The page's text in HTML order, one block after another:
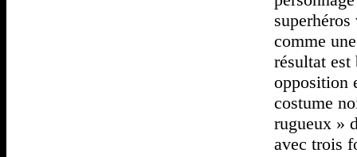
comme
résultat est
opposition
costume
rugueux »
avec trois